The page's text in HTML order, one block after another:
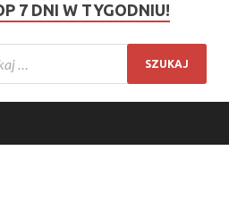
7 DNI W TYGODNIU!